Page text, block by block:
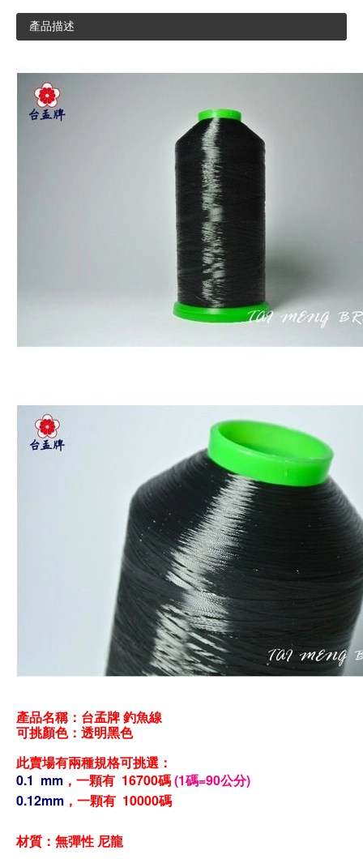
產品描述
產品名稱：台孟牌 釣魚線
可挑顏色：透明黑色
此賣場有兩種規格可挑選：
0.1 mm ， 一顆有 16700碼(1碼=90公分)
0.12mm ， 一顆有 10000碼
材質 ：無彈性 尼龍